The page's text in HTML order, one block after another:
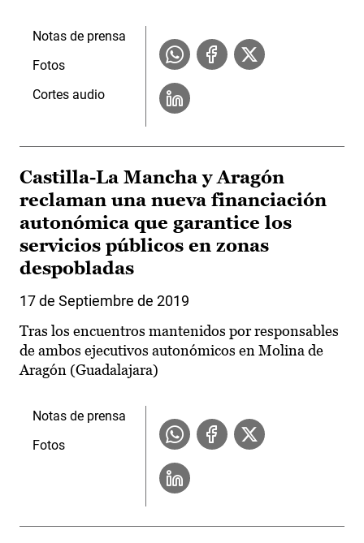
Notas de prensa
Fotos
Cortes audio
Castilla-La Mancha y Aragón
reclaman una nueva financiación
autonómica que garantice los
servicios públicos en zonas
despobladas
17 de Septiembre de 2019
Tras los encuentros mantenidos por responsables
de ambos ejecutivos autonómicos en Molina de
Aragón (Guadalajara)
Notas de prensa
Fotos